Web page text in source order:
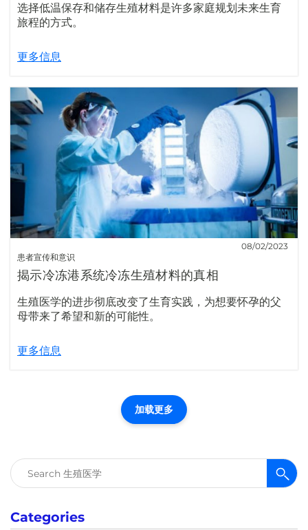
选择低温保存和储存生殖材料是许多家庭规划未来生育
旅程的方式。
更多信息
患者宣传和意识
08/02/2023
揭示冷冻港系统冷冻生殖材料的真相
生殖医学的进步彻底改变了生育实践，为想要怀孕的父
母带来了希望和新的可能性。
更多信息
加载更多
搜
索：
Categories